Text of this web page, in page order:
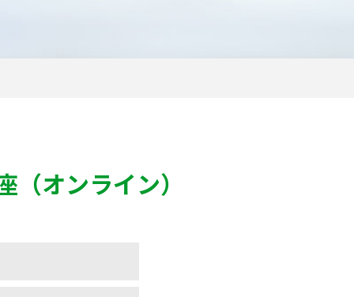
オンライン）